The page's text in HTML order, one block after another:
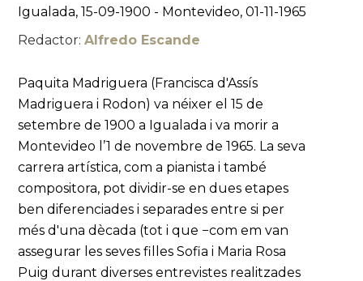
Igualada, 15-09-1900 - Montevideo, 01-11-1965
Redactor:Alfredo Escande
Paquita Madriguera (Francisca d'Assís
Madriguera i Rodon) va néixer el 15 de
setembre de 1900 a Igualada i va morir a
Montevideo l’1 de novembre de 1965. La seva
carrera artística, com a pianista i també
compositora, pot dividir-se en dues etapes
ben diferenciades i separades entre si per
més d'una dècada (tot i que −com em van
assegurar les seves filles Sofia i Maria Rosa
Puig durant diverses entrevistes realitzades